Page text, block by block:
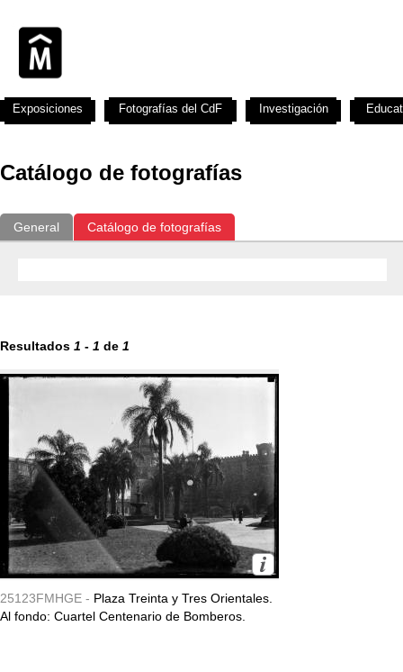
Catálogo de fotografías
General Catálogo de fotografías
Resultados 1 - 1 de 1
25123FMHGE - Plaza Treinta y Tres Orientales.
Al fondo: Cuartel Centenario de Bomberos.
Exposiciones Fotografías del CdF Investigación